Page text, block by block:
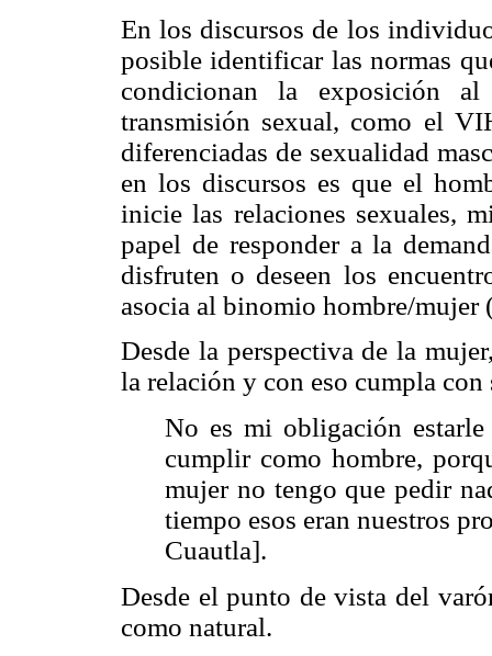
En los discursos de los
posible identificar las normas
condicionan la exposición
transmisión sexual, como el
diferenciadas de sexualidad
en los discursos es que el
inicie las relaciones sexuales,
papel de responder a la
disfruten o deseen los
asocia al binomio hombre/mujer
Desde la perspectiva de la
la relación y con eso cumpla con
No es mi obligación
cumplir como hombre,
mujer no tengo que pedir
tiempo esos eran nuestros
Cuautla].
Desde el punto de vista del
como natural.